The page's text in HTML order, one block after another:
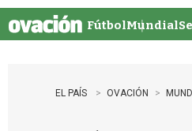
u
FútbolMundial
EL PAÍS OVACIÓN